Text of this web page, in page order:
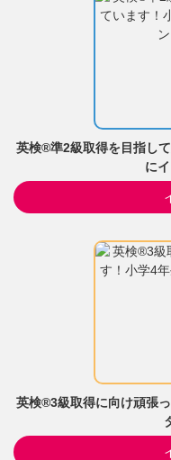
英検®準2級取得を目指し
に
英検®3級取得に向け頑張